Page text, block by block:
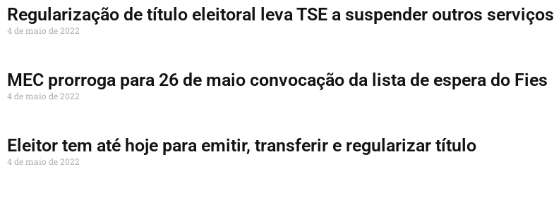
Regularização de título eleitoral leva TSE a suspender outros serviços
4 de maio de 2022
MEC prorroga para 26 de maio convocação da lista de espera do Fies
4 de maio de 2022
Eleitor tem até hoje para emitir, transferir e regularizar título
4 de maio de 2022